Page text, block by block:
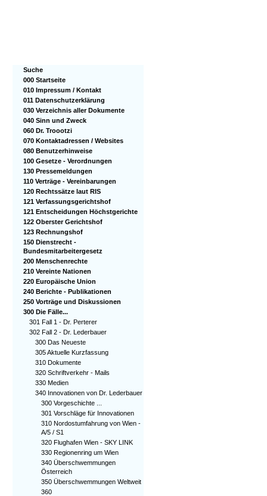
Suche
000 Startseite
010 Impressum / Kontakt
011 Datenschutzerklärung
030 Verzeichnis aller Dokumente
040 Sinn und Zweck
060 Dr. Troootzi
070 Kontaktadressen / Websites
080 Benutzerhinweise
100 Gesetze - Verordnungen
130 Pressemeldungen
110 Verträge - Vereinbarungen
120 Rechtssätze laut RIS
121 Verfassungsgerichtshof
121 Entscheidungen Höchstgerichte
122 Oberster Gerichtshof
123 Rechnungshof
150 Dienstrecht -
Bundesmitarbeitergesetz
200 Menschenrechte
210 Vereinte Nationen
220 Europäische Union
240 Berichte - Publikationen
250 Vorträge und Diskussionen
300 Die Fälle...
301 Fall 1 - Dr. Perterer
302 Fall 2 - Dr. Lederbauer
300 Das Neueste
305 Aktuelle Kurzfassung
310 Dokumente
320 Schriftverkehr - Mails
330 Medien
340 Innovationen von Dr. Lederbauer
300 Vorgeschichte ...
301 Vorschläge für Innovationen
310 Nordostumfahrung von Wien -
A/5 / S1
320 Flughafen Wien - SKY LINK
330 Regionenring um Wien
340 Überschwemmungen
Österreich
350 Überschwemmungen Weltweit
360